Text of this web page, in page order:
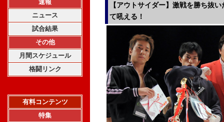
速報
ニュース
試合結果
その他
月間スケジュール
格闘リンク
有料コンテンツ
特集
【アウトサイダー】激戦を勝ち抜
て吼える！